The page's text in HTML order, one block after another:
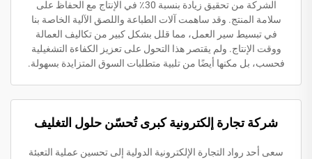
الشركة من تحقيق زيادة بنسبة 30٪ في الإنتاج مع الحفاظ على
سلامة المنتج. وقد ساهمت آلات الطباعة واللصق الآلية الخاصة بنا
في تبسيط سير العمل، مما قلل بشكل كبير من تكاليف العمالة
ووقت الإنتاج. ولم يقتصر هذا التحول على تعزيز الكفاءة التشغيلية
فحسب، بل مكنها أيضًا من تلبية متطلبات السوق المتزايدة بسهولة.
شركة تجارة إلكترونية كبرى تُحسّن حلول التغليف
سعى أحد رواد التجارة الإلكترونية الدولية إلى تحسين عملية التعبئة